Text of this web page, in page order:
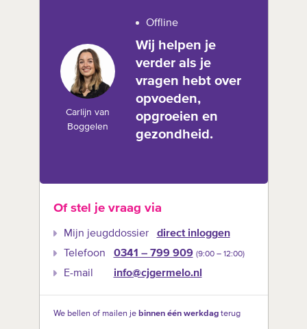
Carlijn van
Boggelen
Offline
Wij helpen je
verder als je
vragen hebt over
opvoeden,
opgroeien en
gezondheid.
Of stel je vraag via
Mijn jeugddossier
direct inloggen
Telefoon
0341 – 799 909 (9:00 –‍ 12:00)
E-mail info@cjgermelo.nl
We bellen of mailen je binnen één werkdagterug